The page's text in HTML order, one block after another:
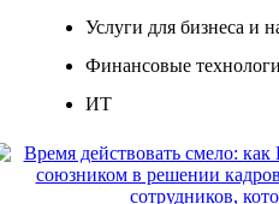
Услуги для бизнеса и
Финансовые
ИТ